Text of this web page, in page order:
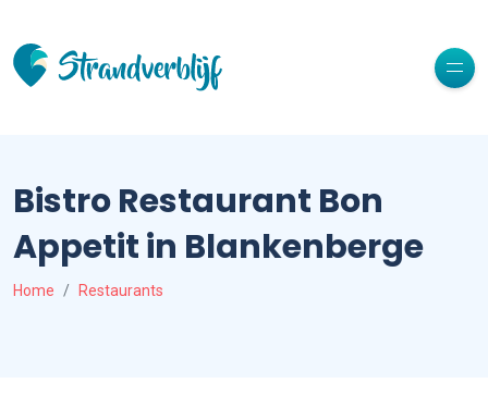
Bistro Restaurant Bon
Appetit in Blankenberge
Home Restaurants